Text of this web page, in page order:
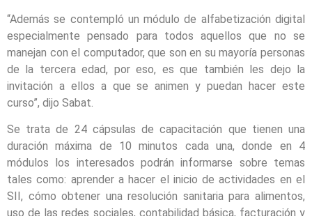
“Además se contempló un módulo de alfabetización digital
especialmente pensado para todos aquellos que no se
manejan con el computador, que son en su mayoría personas
de la tercera edad, por eso, es que también les dejo la
invitación a ellos a que se animen y puedan hacer este
curso”, dijo Sabat.
Se trata de 24 cápsulas de capacitación que tienen una
duración máxima de 10 minutos cada una, donde en 4
módulos los interesados podrán informarse sobre temas
tales como: aprender a hacer el inicio de actividades en el
SII, cómo obtener una resolución sanitaria para alimentos,
uso de las redes sociales, contabilidad básica, facturación y